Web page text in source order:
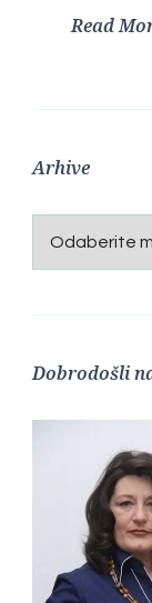
Read
Arhive
Arhive
Dobrodošli